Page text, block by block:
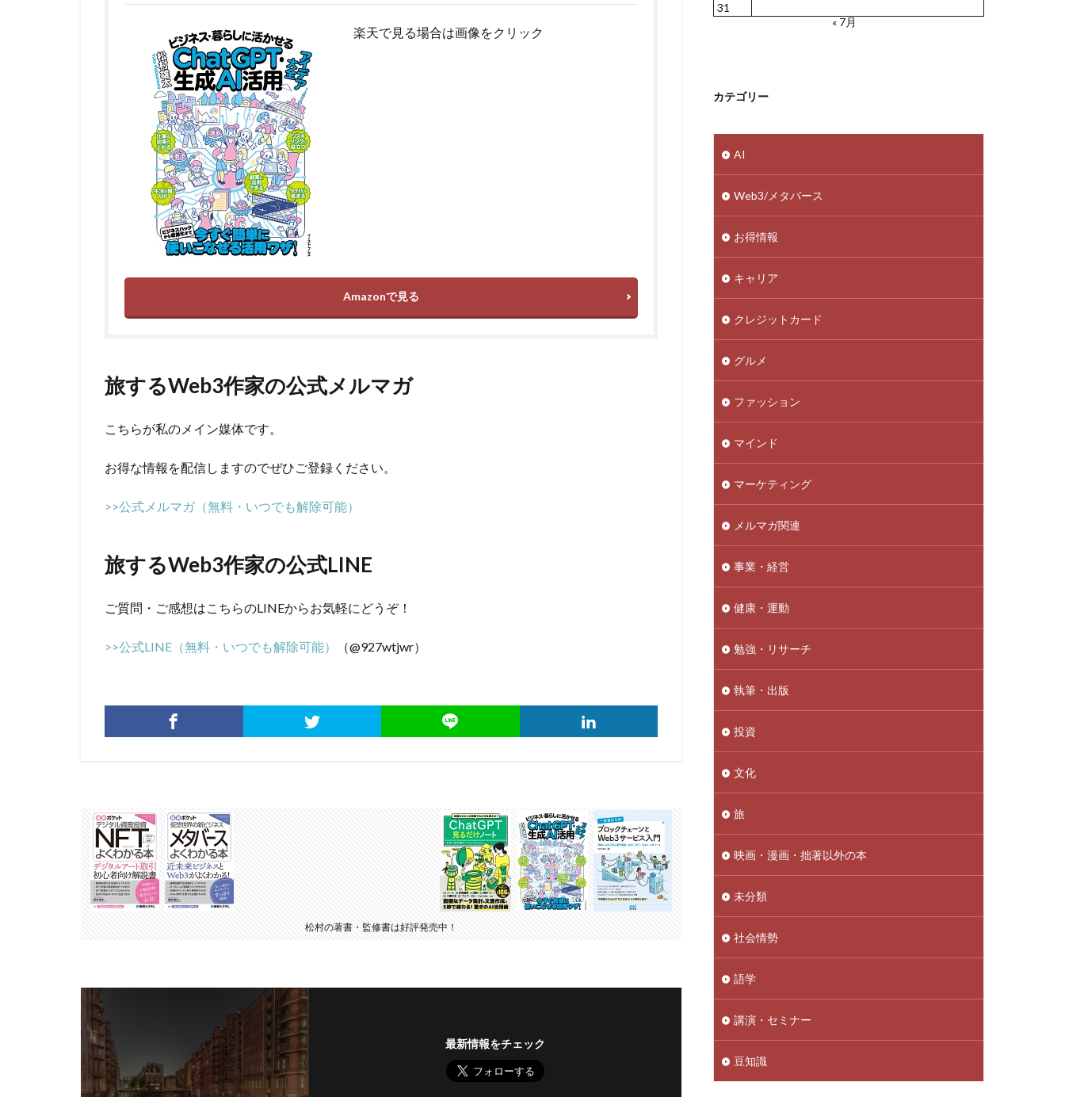
楽天で見る場合は画像をクリック
Amazonで見る
旅するWeb3作家の公式メルマガ
こちらが私のメイン媒体です。
お得な情報を配信しますのでぜひご登録ください。
>>公式メルマガ（無料・いつでも解除可能）
旅するWeb3作家の公式LINE
ご質問・ご感想はこちらのLINEからお気軽にどうぞ！
>>公式LINE（無料・いつでも解除可能） （@927wtjwr）
松村の著書・監修書は好評発売中！
最新情報をチェック
31
« 7月
カテゴリー
AI
Web3/メタバース
お得情報
キャリア
クレジットカード
グルメ
ファッション
マインド
マーケティング
メルマガ関連
事業・経営
健康・運動
勉強・リサーチ
執筆・出版
投資
文化
旅
映画・漫画・拙著以外の本
未分類
社会情勢
語学
講演・セミナー
豆知識